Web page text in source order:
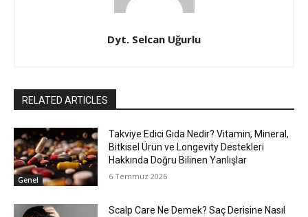
Dyt. Selcan Uğurlu
RELATED ARTICLES
Genel
Takviye Edici Gıda Nedir? Vitamin, Mineral,
Bitkisel Ürün ve Longevity Destekleri
Hakkında Doğru Bilinen Yanlışlar
6 Temmuz 2026
Scalp Care Ne Demek? Saç Derisine Nasıl